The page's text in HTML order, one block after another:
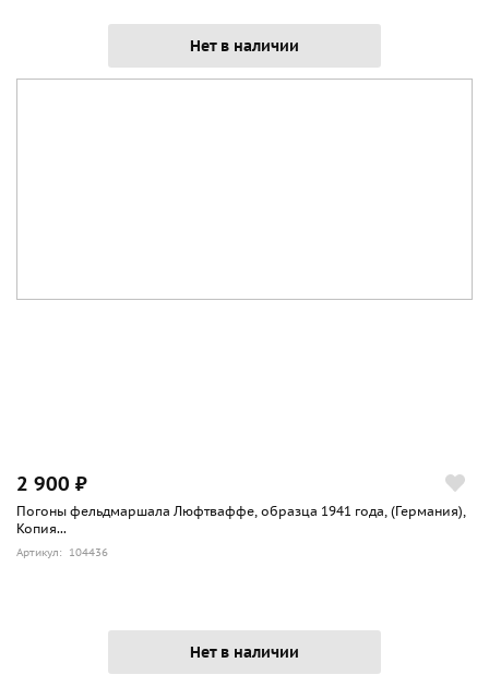
Нет в наличии
2 900 ₽
Погоны фельдмаршала Люфтваффе, образца 1941 года, (Германия),
Копия...
Артикул: 104436
Нет в наличии